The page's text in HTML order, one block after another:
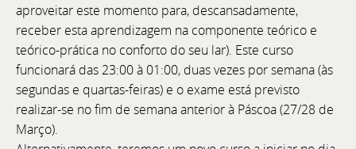
Uma Nova Etapa de Expansão e Prestígio
BoatCenter - Representação Bellini em Portugal
aproveitar este momento para, descansadamente,
receber esta aprendizagem na componente teórico e
teórico-prática no conforto do seu lar). Este curso
funcionará das 23:00 à 01:00, duas vezes por semana (às
segundas e quartas-feiras) e o exame está previsto
realizar-se no fim de semana anterior à Páscoa (27/28 de
Março).